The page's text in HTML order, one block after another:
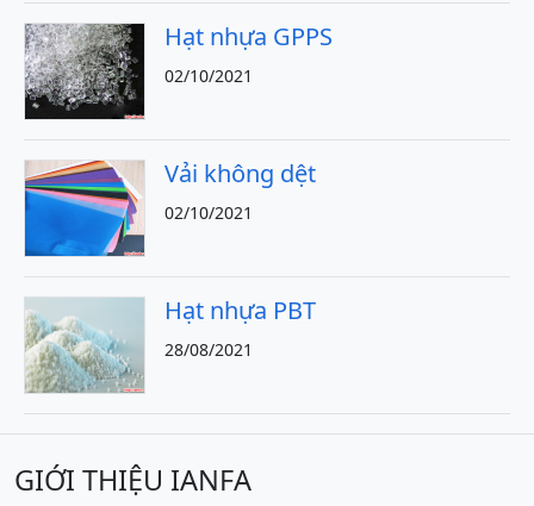
Hạt nhựa GPPS
02/10/2021
Vải không dệt
02/10/2021
Hạt nhựa PBT
28/08/2021
GIỚI THIỆU IANFA